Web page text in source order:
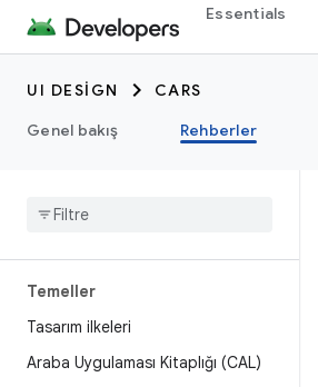
Essentials
UI DESIGN
CARS
Genel bakış
Rehberler
Temeller
Tasarım ilkeleri
Araba Uygulaması Kitaplığı (CAL)